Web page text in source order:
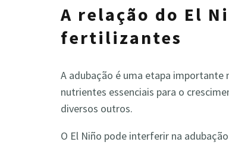
A relação do El
fertilizantes
A adubação é uma etapa importante
nutrientes essenciais para o
diversos outros.
O El Niño pode interferir na